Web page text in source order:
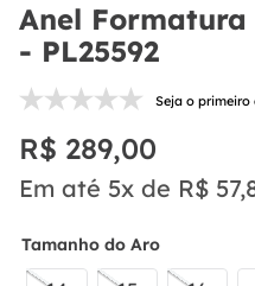
Anel
- PL25592
Seja o
R$ 289,00
Em até 5x de R$ 57,
Tamanho do Aro